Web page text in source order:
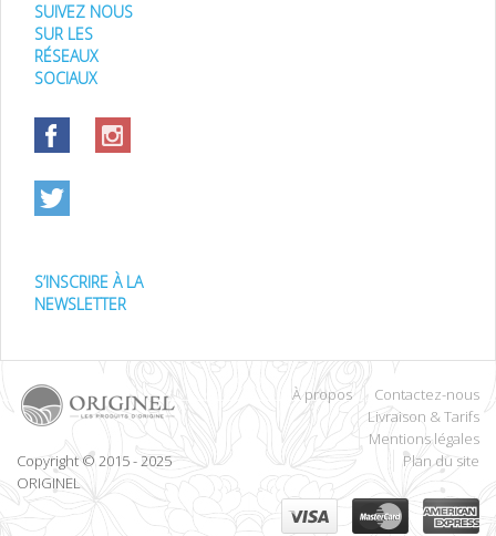
SUIVEZ NOUS
SUR LES
RÉSEAUX
SOCIAUX
S’INSCRIRE À LA
NEWSLETTER
Copyright © 2015 - 2025
ORIGINEL
À propos
Contactez-nous
Livraison & Tarifs
Mentions légales
Plan du site